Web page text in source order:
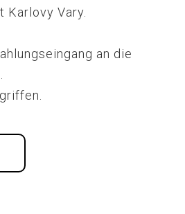
Karlovy Vary.
an die